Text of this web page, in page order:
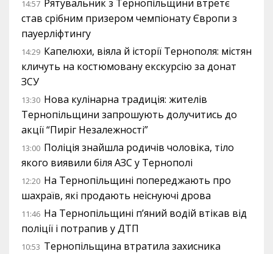
14:57 Рятувальник з Тернопільщини втретє
став срібним призером чемпіонату Європи з
пауерліфтингу
14:29 Капелюхи, віяла й історії Тернополя: містян
кличуть на костюмовану екскурсію за донат
ЗСУ
13:30 Нова кулінарна традиція: жителів
Тернопільщини запрошують долучитись до
акції “Пиріг Незалежності”
13:00 Поліція знайшла родичів чоловіка, тіло
якого виявили біля АЗС у Тернополі
12:20 На Тернопільщині попереджають про
шахраїв, які продають неіснуючі дрова
11:46 На Тернопільщині п’яний водій втікав від
поліції і потрапив у ДТП
10:53 Тернопільщина втратила захисника